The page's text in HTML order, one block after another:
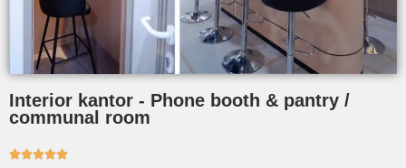
Interior kantor - Phone booth & pantry /
communal room
